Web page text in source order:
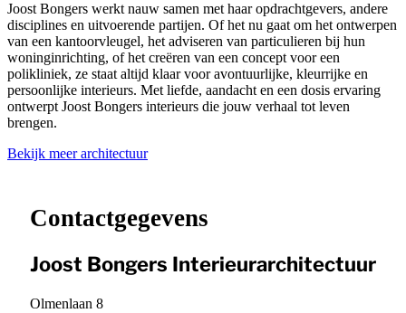
Joost Bongers werkt nauw samen met haar opdrachtgevers, andere
disciplines en uitvoerende partijen. Of het nu gaat om het ontwerpen
van een kantoorvleugel, het adviseren van particulieren bij hun
woninginrichting, of het creëren van een concept voor een
polikliniek, ze staat altijd klaar voor avontuurlijke, kleurrijke en
persoonlijke interieurs. Met liefde, aandacht en een dosis ervaring
ontwerpt Joost Bongers interieurs die jouw verhaal tot leven
brengen.
Bekijk meer architectuur
−
Leaflet
Contactgegevens
Joost Bongers Interieurarchitectuur
Olmenlaan 8